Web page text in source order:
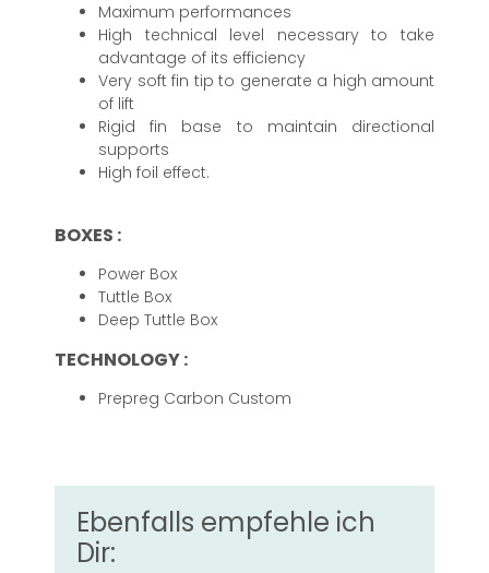
Maximum performances
High technical level necessary to take
advantage of its efficiency
Very soft fin tip to generate a high amount
of lift
Rigid fin base to maintain directional
supports
High foil effect.
BOXES :
Power Box
Tuttle Box
Deep Tuttle Box
TECHNOLOGY :
Prepreg Carbon Custom
Ebenfalls empfehle ich
Dir: